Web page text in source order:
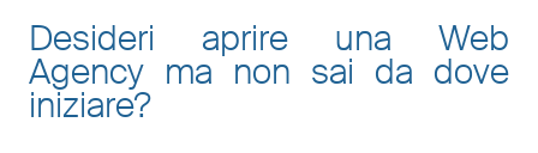
Desideri aprire una Web
Agency ma non sai da dove
iniziare?